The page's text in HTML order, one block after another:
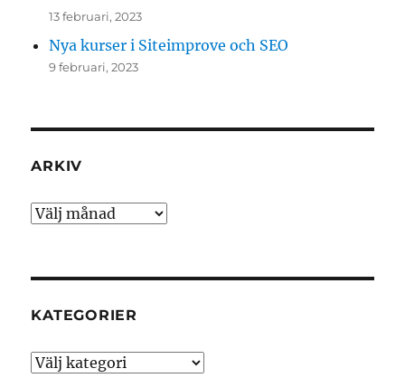
13 februari, 2023
Nya kurser i Siteimprove och SEO
9 februari, 2023
ARKIV
Arkiv
KATEGORIER
Kategorier